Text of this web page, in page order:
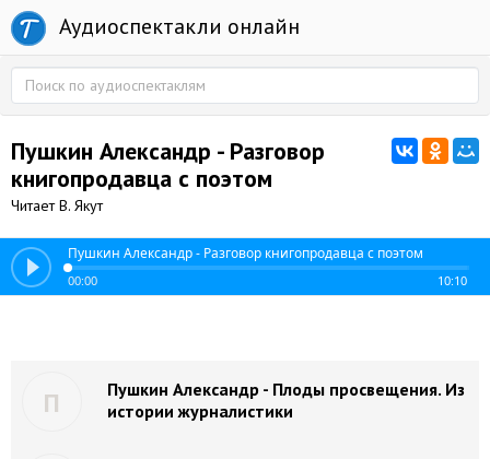
Аудиоспектакли онлайн
Пушкин Александр - Разговор
книгопродавца с поэтом
Читает В. Якут
Пушкин Александр - Разговор книгопродавца с поэтом
00:00 10:10
П
Пушкин Александр - Плоды просвещения. Из
истории журналистики